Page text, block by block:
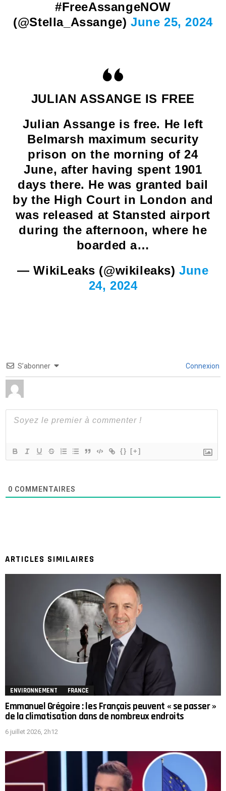
#FreeAssangeNOW
(@Stella_Assange) June 25, 2024
JULIAN ASSANGE IS FREE
Julian Assange is free. He left
Belmarsh maximum security
prison on the morning of 24
June, after having spent 1901
days there. He was granted bail
by the High Court in London and
was released at Stansted airport
during the afternoon, where he
boarded a…
— WikiLeaks (@wikileaks)June
24, 2024
S’abonner Connexion
{} [+]
0 COMMENTAIRES
ARTICLES SIMILAIRES
ENVIRONNEMENT FRANCE
Emmanuel Grégoire : les Français peuvent « se passer »
de la climatisation dans de nombreux endroits
6 juillet 2026, 2h12